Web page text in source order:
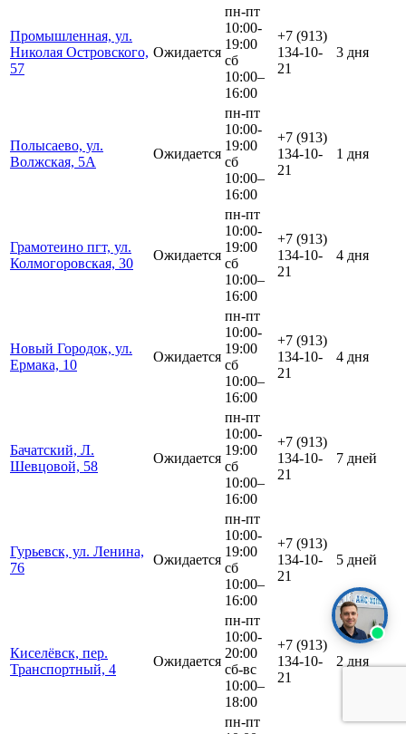
Промышленная, ул.
Николая Островского,
57
Ожидается
пн-пт
10:00-
19:00
сб
10:00–
16:00
+7 (913)
134-10-
21
3 дня
Полысаево, ул.
Волжская, 5А
Ожидается
пн-пт
10:00-
19:00
сб
10:00–
16:00
+7 (913)
134-10-
21
1 дня
Грамотеино пгт, ул.
Колмогоровская, 30
Ожидается
пн-пт
10:00-
19:00
сб
10:00–
16:00
+7 (913)
134-10-
21
4 дня
Новый Городок, ул.
Ермака, 10
Ожидается
пн-пт
10:00-
19:00
сб
10:00–
16:00
+7 (913)
134-10-
21
4 дня
Бачатский, Л.
Шевцовой, 58
Ожидается
пн-пт
10:00-
19:00
сб
10:00–
16:00
+7 (913)
134-10-
21
7 дней
Гурьевск, ул. Ленина,
76
Ожидается
пн-пт
10:00-
19:00
сб
10:00–
16:00
+7 (913)
134-10-
21
5 дней
Киселёвск, пер.
Транспортный, 4
Ожидается
пн-пт
10:00-
20:00
сб-вс
10:00–
18:00
+7 (913)
134-10-
21
2 дня
пн-пт